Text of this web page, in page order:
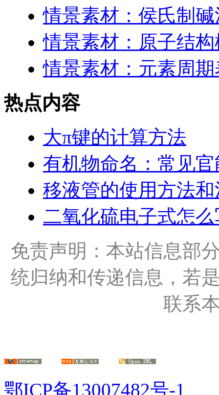
情景素材：侯氏制
情景素材：原子结
情景素材：元素周
热点内容
大π键的计算方法
有机物命名：常见
移液管的使用方法
二氧化硫电子式怎
免责声明：本站信息部
统归纳和传递信息，若
联系
鄂ICP备13007482号-1